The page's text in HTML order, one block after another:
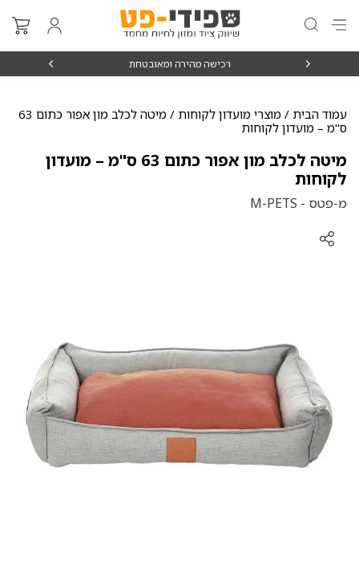
רכישה מהירה ומאובטחת
עמוד הבית / מוצרי מועדון לקוחות
/ מיטה לכלב מון אפור כתום 63
ס"מ – מועדון לקוחות
מיטה לכלב מון אפור כתום 63 ס"מ – מועדון
לקוחות
מ-פטס - M-PETS